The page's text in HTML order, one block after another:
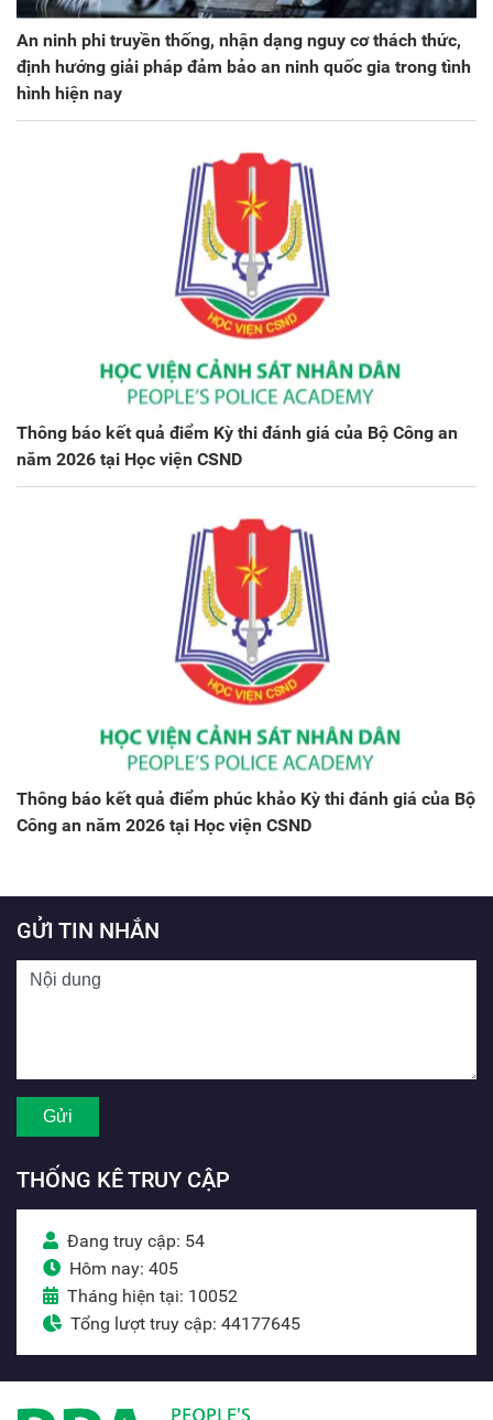
An ninh phi truyền thống, nhận dạng nguy cơ thách thức,
định hướng giải pháp đảm bảo an ninh quốc gia trong tình
hình hiện nay
Thông báo kết quả điểm Kỳ thi đánh giá của Bộ Công an
năm 2026 tại Học viện CSND
Thông báo kết quả điểm phúc khảo Kỳ thi đánh giá của Bộ
Công an năm 2026 tại Học viện CSND
GỬI TIN NHẮN
THỐNG KÊ TRUY CẬP
Đang truy cập: 54
Hôm nay: 405
Tháng hiện tại: 10052
Tổng lượt truy cập: 44177645